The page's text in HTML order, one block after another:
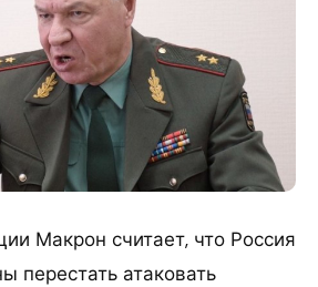
Макрон считает, что Россия
перестать атаковать